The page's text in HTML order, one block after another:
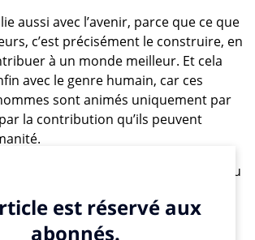
aussi avec l’avenir, parce que ce que
c’est précisément le construire, en
à un monde meilleur. Et cela
avec le genre humain, car ces
sont animés uniquement par
la contribution qu’ils peuvent
lumière du monde politique, du
et des combinaisons en tout
fois rafraîchissant, encourageant et
de voir que cet institut qui